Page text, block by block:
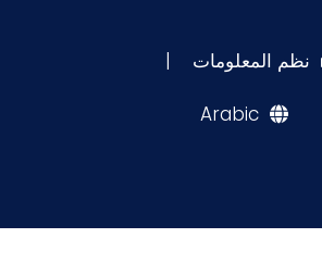
نظم المعلومات |
Arabic